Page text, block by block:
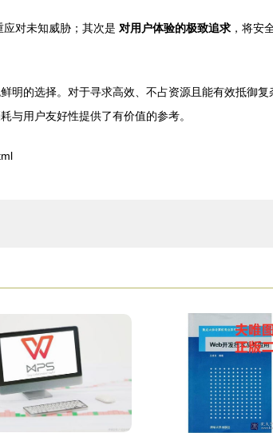
应对未知威胁；其次是 对用户体验的极致追求 ，将安
明的选择。对于寻求高效、不占资源且能有效抵御复
与用户友好性提供了有价值的参考。